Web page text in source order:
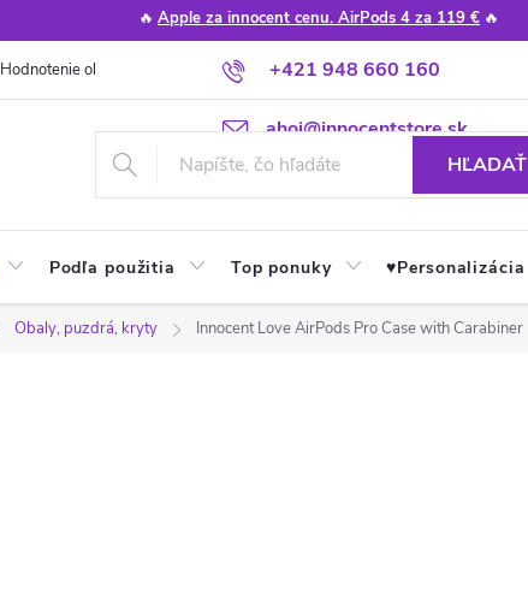
🔥 Apple za innocent cenu. AirPods 4 za 119 € 🔥
+421 948 660 160
ahoj@innocentstore.sk
Hodnotenie obchodu Poradňa Apple návody a tipy
HĽADAŤ
Podľa použitia Top ponuky ♥︎Personalizácia
Obaly, puzdrá, kryty Innocent Love AirPods Pro Case with Carabiner